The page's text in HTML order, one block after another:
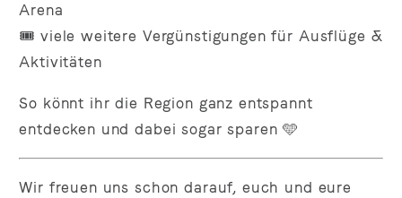
Arena
🎟️ viele weitere Vergünstigungen für Ausflüge &
Aktivitäten
So könnt ihr die Region ganz entspannt
entdecken und dabei sogar sparen 🩵
Wir freuen uns schon darauf, euch und eure